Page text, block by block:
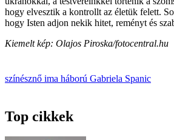
hogy elvesztik a kontrollt az életük felett.
hogy Isten adjon nekik hitet, reményt és
Kiemelt kép: Olajos Piroska/fotocentral.hu
színésznő ima háború Gabriela Spanic
Top cikkek